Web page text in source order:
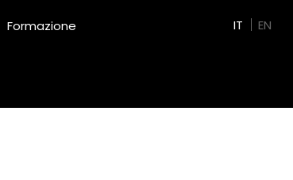
Formazione IT EN